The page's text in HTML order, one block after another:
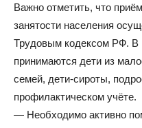
Важно отметить, что
занятости населения
Трудовым кодексом РФ. В
принимаются дети из
семей, дети-сироты,
профилактическом учёте.
— Необходимо активно